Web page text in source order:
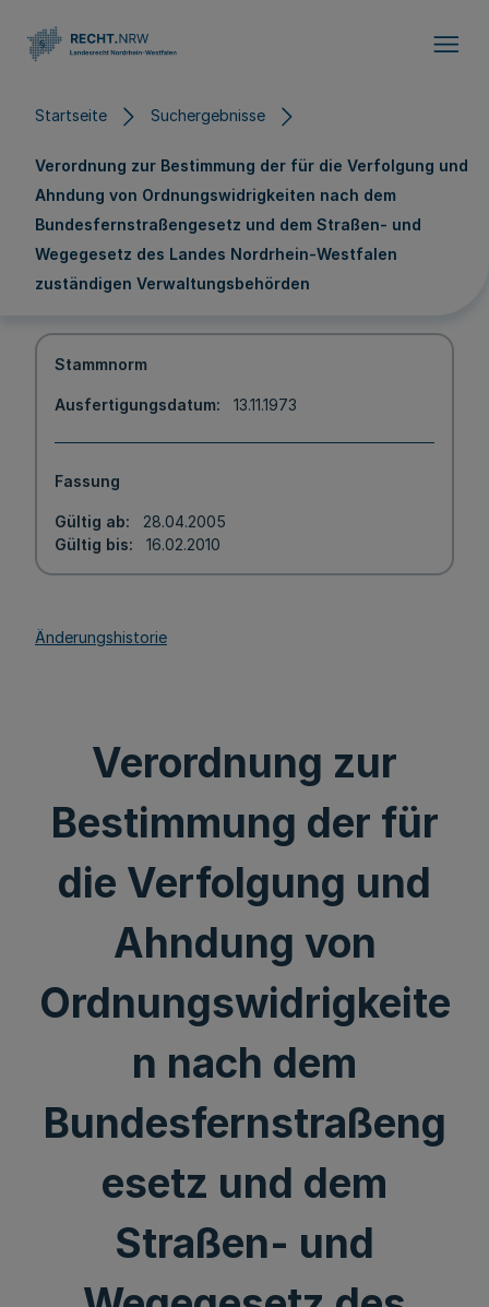
Startseite Suchergebnisse
Verordnung zur Bestimmung der für die Verfolgung und
Ahndung von Ordnungswidrigkeiten nach dem
Bundesfernstraßengesetz und dem Straßen- und
Wegegesetz des Landes Nordrhein-Westfalen
zuständigen Verwaltungsbehörden
Stammnorm
Ausfertigungsdatum 13.11.1973
Fassung
Gültig ab
28.04.2005
Gültig bis
16.02.2010
Änderungshistorie
Verordnung zur
Bestimmung der für
die Verfolgung und
Ahndung von
Ordnungswidrigkeite
n nach dem
Bundesfernstraßeng
esetz und dem
Straßen- und